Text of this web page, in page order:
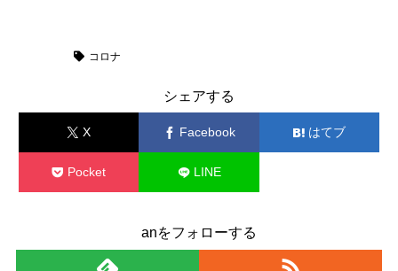
コロナ
シェアする
X Facebook はてブ
Pocket LINE
anをフォローする